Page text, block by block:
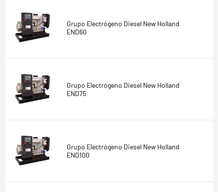
Grupo Electrógeno Diesel New Holland
END60
Grupo Electrógeno Diesel New Holland
END75
Grupo Electrógeno Diesel New Holland
END100